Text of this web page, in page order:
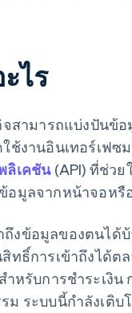
ไร
จสามารถแบ่งปัน
ช้งานอินเทอร์เฟ
ลิเคชัน(API) ที่ช่วย
มูลจากหน้าจอหรื
งข้อมูลของตนได้
ทธิ์การเข้าถึงได้ต
ำหรับการชำระเ
ระบบนี้กำลังเติบ